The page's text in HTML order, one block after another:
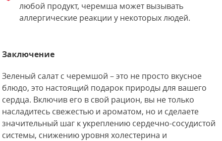
любой продукт, черемша может вызывать
аллергические реакции у некоторых людей.
Заключение
Зеленый салат с черемшой – это не просто вкусное
блюдо, это настоящий подарок природы для вашего
сердца. Включив его в свой рацион, вы не только
насладитесь свежестью и ароматом, но и сделаете
значительный шаг к укреплению сердечно-сосудистой
системы, снижению уровня холестерина и